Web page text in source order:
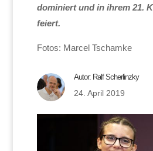
dominiert und in ihrem 21.
feiert.
Fotos: Marcel Tschamke
Autor: Ralf Scherlinzky
24. April 2019